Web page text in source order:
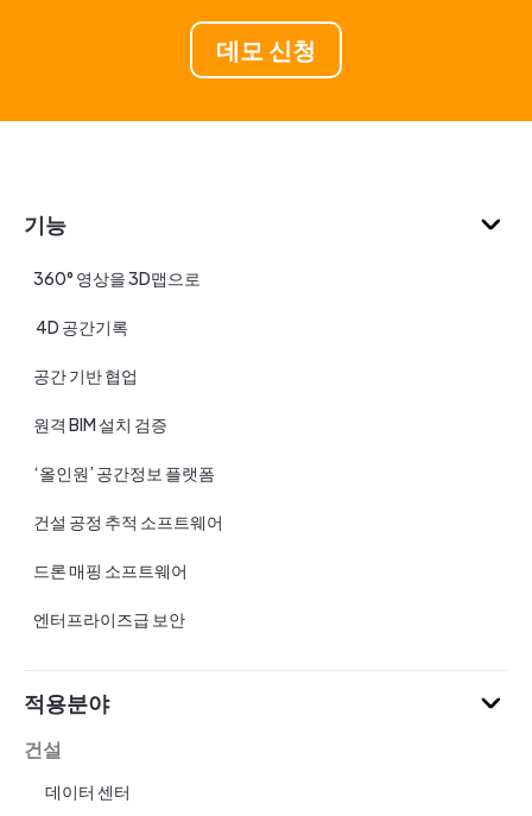
데모 신청
기능
360° 영상을 3D맵으로
4D 공간기록
공간 기반 협업
원격 BIM 설치 검증
‘올인원’ 공간정보 플랫폼
건설 공정 추적 소프트웨어
드론 매핑 소프트웨어
엔터프라이즈급 보안
적용분야
건설
데이터 센터